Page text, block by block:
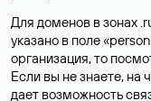
Для доменов в зонах
указано в поле
организация, то
Если вы не знаете, на
дает возможность